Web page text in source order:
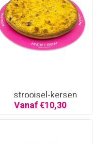
strooisel-kersen
Vanaf €10,30